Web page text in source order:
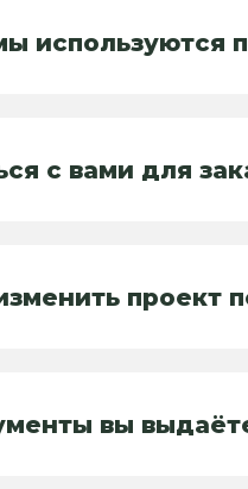
используются
с вами для
проект
вы